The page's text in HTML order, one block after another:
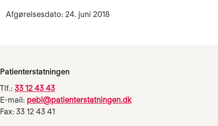
Afgørelsesdato: 24. juni 2018
Patienterstatningen
Tlf.: 33 12 43 43
E-mail: pebl@patienterstatningen.dk
Fax: 33 12 43 41